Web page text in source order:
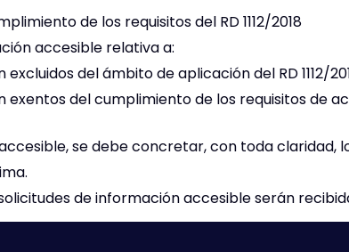
de los requisitos del RD 1112/2018
accesible relativa a:
del ámbito de aplicación del RD 1112/
exentos del cumplimiento de los requisitos de
se debe concretar, con toda
de información accesible serán recibidas